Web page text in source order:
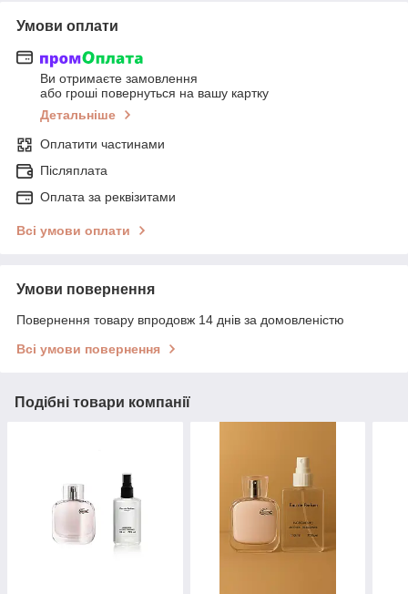
Умови оплати
Ви отримаєте замовлення
або гроші повернуться на вашу картку
Детальніше
Оплатити частинами
Післяплата
Оплата за реквізитами
Всі умови оплати
Умови повернення
Повернення товару впродовж 14 днів за домовленістю
Всі умови повернення
Подібні товари компанії